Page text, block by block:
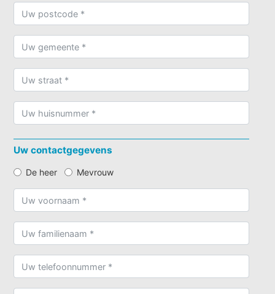
Uw contactgegevens
De heer Mevrouw